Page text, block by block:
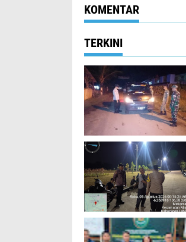
KOMENTAR
TERKINI